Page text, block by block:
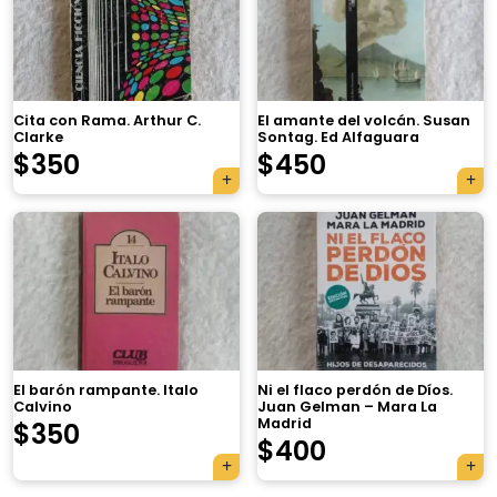
Cita con Rama. Arthur C.
Clarke
$350
El amante del volcán. Susan
Sontag. Ed Alfaguara
$450
El barón rampante. Italo
Calvino
$350
Ni el flaco perdón de Díos.
Juan Gelman – Mara La
Madrid
$400
×
Tu carrito está vacío.
Agregá un producto y aparecerá acá
automáticamente.